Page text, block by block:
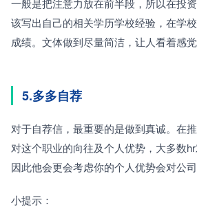
一般是把注意力放在前半段，所以在投
该写出自己的相关学历学校经验，在学
成绩。文体做到尽量简洁，让人看着感觉
5.多多自荐
对于自荐信，最重要的是做到真诚。在
对这个职业的向往及个人优势，大多数
因此他会更会考虑你的个人优势会对公司
小提示：